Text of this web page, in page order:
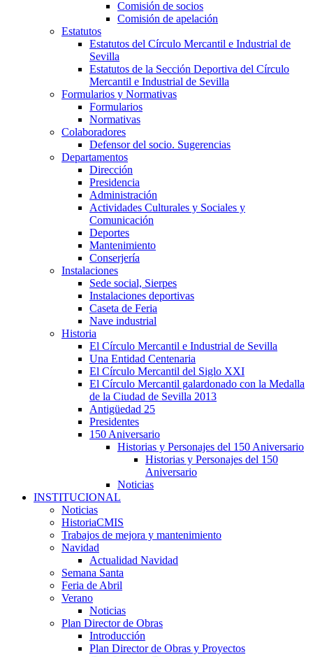
Comisión de socios
Comisión de apelación
Estatutos
Estatutos del Círculo Mercantil e Industrial de
Sevilla
Estatutos de la Sección Deportiva del Círculo
Mercantil e Industrial de Sevilla
Formularios y Normativas
Formularios
Normativas
Colaboradores
Defensor del socio. Sugerencias
Departamentos
Dirección
Presidencia
Administración
Actividades Culturales y Sociales y
Comunicación
Deportes
Mantenimiento
Conserjería
Instalaciones
Sede social, Sierpes
Instalaciones deportivas
Caseta de Feria
Nave industrial
Historia
El Círculo Mercantil e Industrial de Sevilla
Una Entidad Centenaria
El Círculo Mercantil del Siglo XXI
El Círculo Mercantil galardonado con la Medalla
de la Ciudad de Sevilla 2013
Antigüedad 25
Presidentes
150 Aniversario
Historias y Personajes del 150 Aniversario
Historias y Personajes del 150
Aniversario
Noticias
INSTITUCIONAL
Noticias
HistoriaCMIS
Trabajos de mejora y mantenimiento
Navidad
Actualidad Navidad
Semana Santa
Feria de Abril
Verano
Noticias
Plan Director de Obras
Introducción
Plan Director de Obras y Proyectos